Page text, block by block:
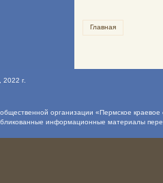
Главная
, 2022 г.
организации «Пермское
информационные материалы